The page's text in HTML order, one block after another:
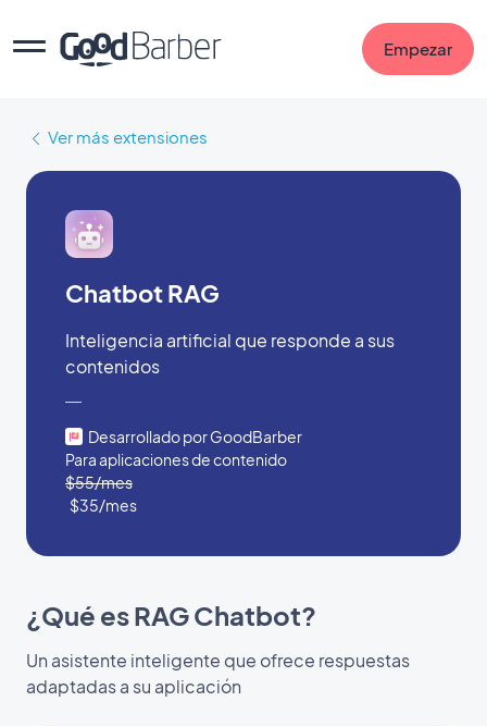
Empezar
Ver más extensiones
Chatbot RAG
Inteligencia artificial que responde a sus
contenidos
Desarrollado por GoodBarber
Para aplicaciones de contenido
$55/mes
$35/mes
¿Qué es RAG Chatbot?
Un asistente inteligente que ofrece respuestas
adaptadas a su aplicación